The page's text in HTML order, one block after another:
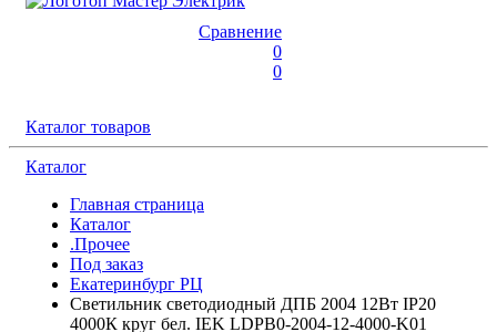
Сравнение
0
0
Каталог товаров
Каталог
Главная страница
Каталог
.Прочее
Под заказ
Екатеринбург РЦ
Светильник светодиодный ДПБ 2004 12Вт IP20
4000К круг бел. IEK LDPB0-2004-12-4000-K01